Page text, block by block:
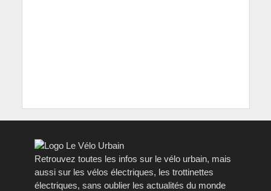
Retrouvez toutes les infos sur le vélo urbain, mais
aussi sur les vélos électriques, les trottinettes
électriques, sans oublier les actualités du monde